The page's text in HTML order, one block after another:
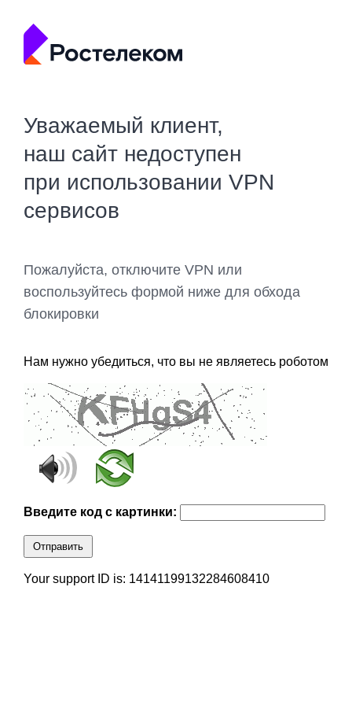
Уважаемый клиент,
наш сайт недоступен
при использовании VPN
сервисов
Пожалуйста, отключите VPN или
воспользуйтесь формой ниже для обхода
блокировки
Нам нужно убедиться, что вы не являетесь роботом
Введите код с картинки:
Отправить
Your support ID is: 14141199132284608410